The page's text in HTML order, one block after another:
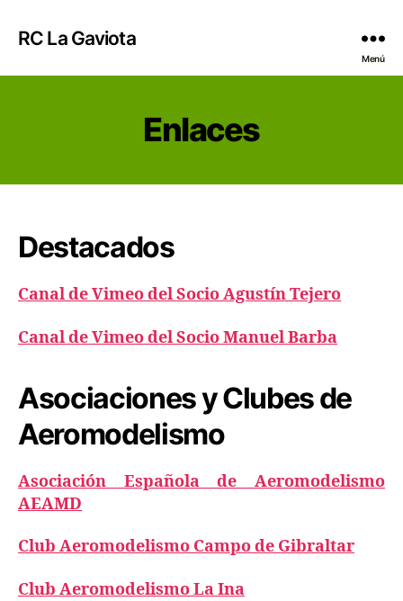
RC La Gaviota
Menú
Enlaces
Destacados
Canal de Vimeo del Socio Agustín Tejero
Canal de Vimeo del Socio Manuel Barba
Asociaciones y Clubes de
Aeromodelismo
Asociación Española de Aeromodelismo
AEAMD
Club Aeromodelismo Campo de Gibraltar
Club Aeromodelismo La Ina